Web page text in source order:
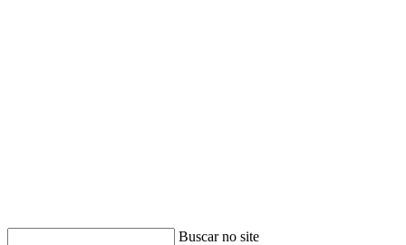
Buscar no site